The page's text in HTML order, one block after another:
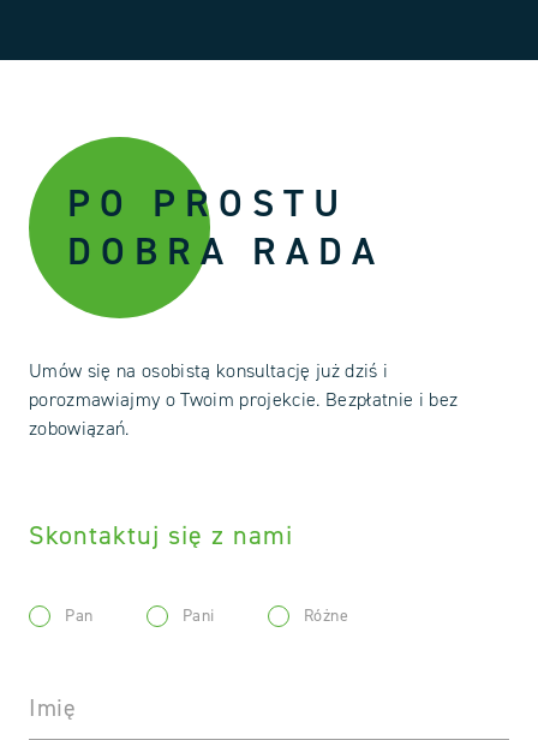
PO PROSTU
DOBRA RADA
Umów się na osobistą konsultację już dziś i
porozmawiajmy o Twoim projekcie. Bezpłatnie i bez
zobowiązań.
Skontaktuj się z nami
Pan Pani Różne
Imię